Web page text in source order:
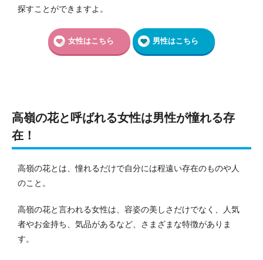
探すことができますよ。
女性はこちら 男性はこちら
高嶺の花と呼ばれる女性は男性が憧れる存
在！
高嶺の花とは、憧れるだけで自分には程遠い存在のものや人
のこと。
高嶺の花と言われる女性は、容姿の美しさだけでなく、人気
者やお金持ち、気品があるなど、さまざまな特徴がありま
す。